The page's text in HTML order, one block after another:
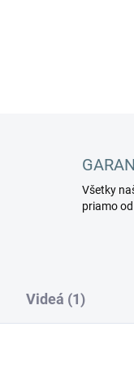
Všetky
priamo
Videá (1)